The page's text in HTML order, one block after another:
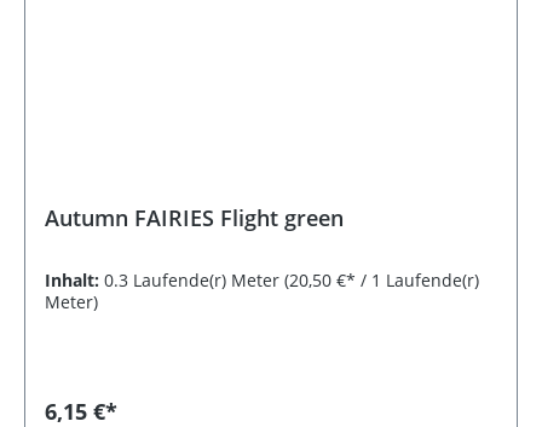
Autumn FAIRIES Flight green
Inhalt: 0.3 Laufende(r) Meter (20,50 €* / 1 Laufende(r)
Meter)
6,15 €*